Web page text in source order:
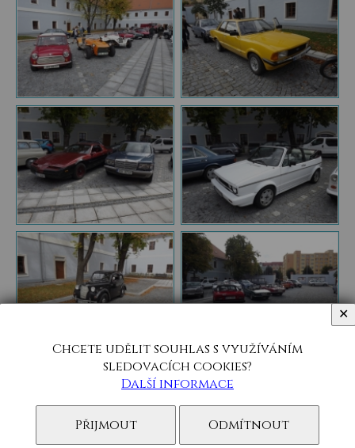
Chcete udělit souhlas s využíváním
sledovacích cookies?
Další informace
Přijmout Odmítnout
✕